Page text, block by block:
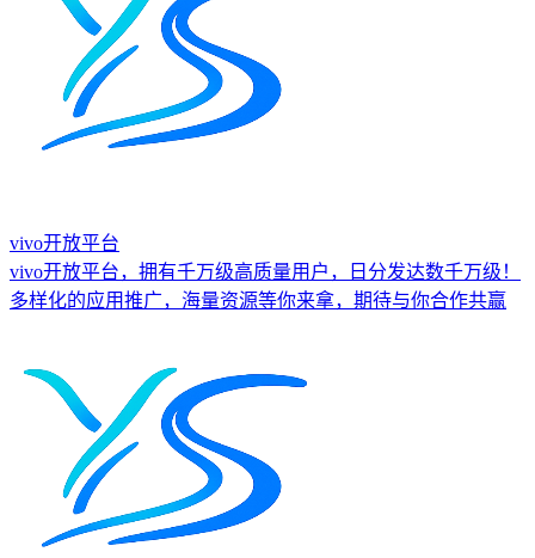
vivo开放平台
vivo开放平台，拥有千万级高质量用户，日分发达数千万级！
多样化的应用推广，海量资源等你来拿，期待与你合作共赢